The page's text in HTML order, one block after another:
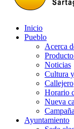
Inicio
Pueblo
Acerca
Noticias
Cultura
Callejero
Horario
Nueva
Ayuntamiento